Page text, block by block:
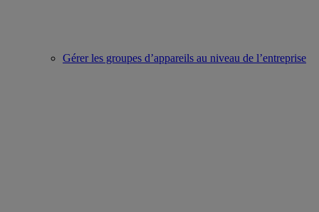
Gérer les groupes d’appareils au niveau de l’entreprise